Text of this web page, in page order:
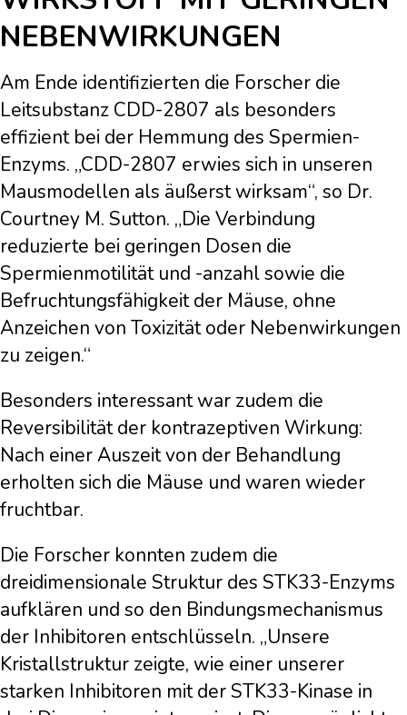
NEBENWIRKUNGEN
Am Ende identifizierten die Forscher die
Leitsubstanz CDD-2807 als besonders
effizient bei der Hemmung des Spermien-
Enzyms. „CDD-2807 erwies sich in unseren
Mausmodellen als äußerst wirksam“, so Dr.
Courtney M. Sutton. „Die Verbindung
reduzierte bei geringen Dosen die
Spermienmotilität und -anzahl sowie die
Befruchtungsfähigkeit der Mäuse, ohne
Anzeichen von Toxizität oder Nebenwirkungen
zu zeigen.“
Besonders interessant war zudem die
Reversibilität der kontrazeptiven Wirkung:
Nach einer Auszeit von der Behandlung
erholten sich die Mäuse und waren wieder
fruchtbar.
Die Forscher konnten zudem die
dreidimensionale Struktur des STK33-Enzyms
aufklären und so den Bindungsmechanismus
der Inhibitoren entschlüsseln. „Unsere
Kristallstruktur zeigte, wie einer unserer
starken Inhibitoren mit der STK33-Kinase in